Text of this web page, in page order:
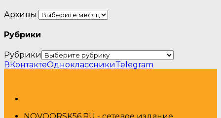
Архивы
Рубрики
Рубрики
ВКонтактеОдноклассникиTelegram
NOVOORSK56.RU - сетевое издание.